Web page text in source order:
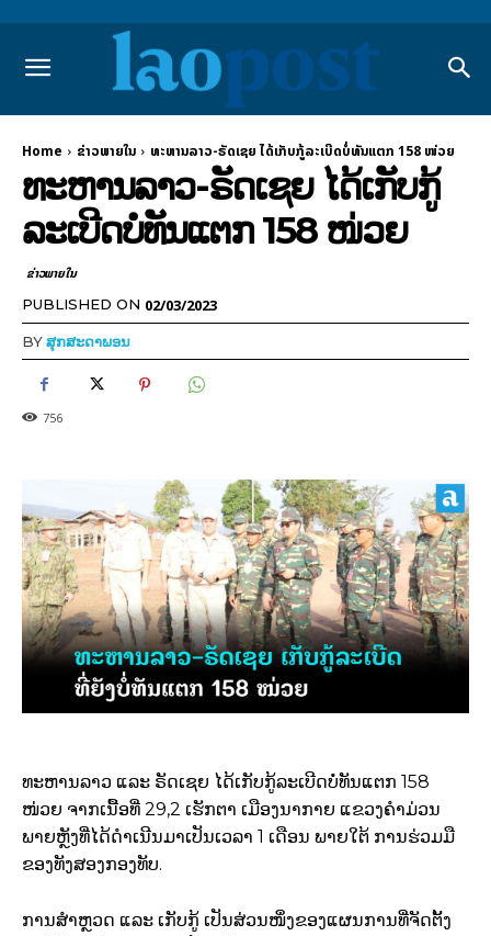
Home ຂ່າວພາຍ​ໃນ ທະຫານລາວ-ຣັດເຊຍ ໄດ້ເກັບກູ້ລະເບີດບໍ່ທັນແຕກ 158 ໜ່ວຍ
ທະຫານລາວ-ຣັດເຊຍ ໄດ້ເກັບກູ້
ລະເບີດບໍ່ທັນແຕກ 158 ໜ່ວຍ
ຂ່າວພາຍ​ໃນ
PUBLISHED ON 02/03/2023
BYສຸກສະດາພອນ
756
ທະຫານລາວ ແລະ ຣັດເຊຍ ໄດ້ເກັບກູ້ລະເບີດບໍ່ທັນແຕກ 158
ໜ່ວຍ ຈາກເນື້ອທີ່ 29,2 ເຮັກຕາ ເມືອງນາກາຍ ແຂວງຄໍາມ່ວນ
ພາຍຫຼັງທີ່ໄດ້ດໍາເນີນມາເປັນເວລາ 1 ເດືອນ ພາຍໃຕ້ ການຮ່ວມມື
ຂອງທັງສອງກອງທັບ.
ການສໍາຫຼວດ ແລະ ເກັບກູ້ ເປັນສ່ວນໜຶ່ງຂອງແຜນການທີ່ຈັດຕັ້ງ